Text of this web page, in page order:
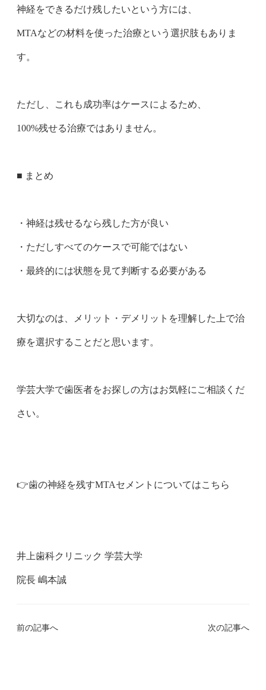
神経をできるだけ残したいという方には、
MTAなどの材料を使った治療という選択肢もありま
す。
ただし、これも成功率はケースによるため、
100%残せる治療ではありません。
■ まとめ
・神経は残せるなら残した方が良い
・ただしすべてのケースで可能ではない
・最終的には状態を見て判断する必要がある
大切なのは、メリット・デメリットを理解した上で治
療を選択することだと思います。
学芸大学で歯医者をお探しの方はお気軽にご相談くだ
さい。
👉️歯の神経を残すMTAセメントについてはこちら
井上歯科クリニック 学芸大学
院長 嶋本誠
前の記事へ 次の記事へ